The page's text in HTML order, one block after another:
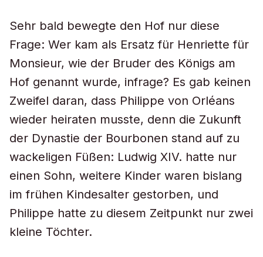
Sehr bald bewegte den Hof nur diese
Frage: Wer kam als Ersatz für Henriette für
Monsieur, wie der Bruder des Königs am
Hof genannt wurde, infrage? Es gab keinen
Zweifel daran, dass Philippe von Orléans
wieder heiraten musste, denn die Zukunft
der Dynastie der Bourbonen stand auf zu
wackeligen Füßen: Ludwig XIV. hatte nur
einen Sohn, weitere Kinder waren bislang
im frühen Kindesalter gestorben, und
Philippe hatte zu diesem Zeitpunkt nur zwei
kleine Töchter.